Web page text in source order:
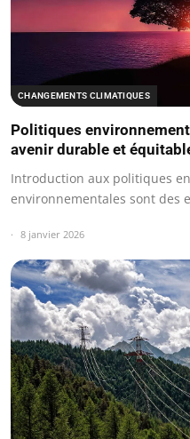
CHANGEMENTS CLIMATIQUES
Politiques
avenir durable et
Introduction aux politiques
environnementales sont des
8 janvier 2026